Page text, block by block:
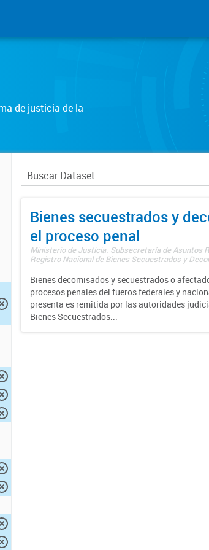
de justicia de la
Bienes secuestrados y
el proceso penal
Ministerio de Justicia. Subsecretaría de Asuntos
Registro Nacional de Bienes Secuestrados y
Bienes decomisados y secuestrados o
procesos penales del fueros federales y
presenta es remitida por las autoridades
Bienes Secuestrados...